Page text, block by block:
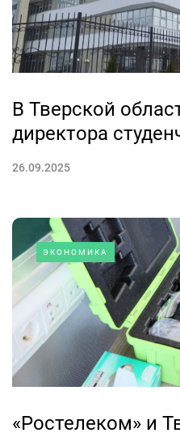
В Тверской
директора
26.09.2025
ЭКОНОМИКА
«Ростелеком» и